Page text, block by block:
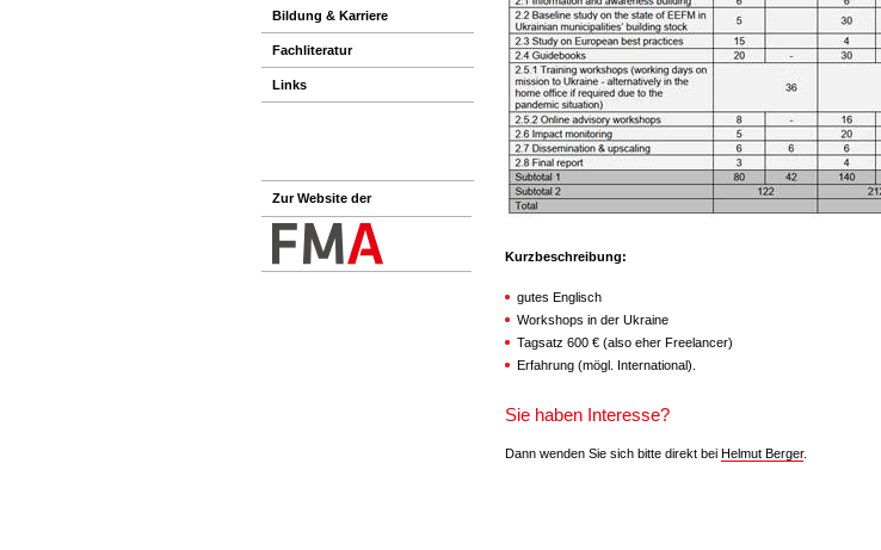
Bildung & Karriere
Fachliteratur
Links
Zur Website der
Kurzbeschreibung:
gutes Englisch
Workshops in der Ukraine
Tagsatz 600 € (also eher Freelancer)
Erfahrung (mögl. International).
Sie haben Interesse?
Dann wenden Sie sich bitte direkt bei Helmut Berger.